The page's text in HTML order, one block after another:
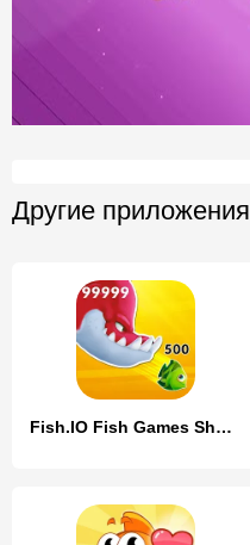
Другие приложения
Fish.IO Fish Games Shark Games